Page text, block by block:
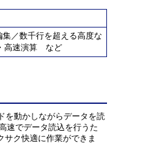
／数千行を超える高度な
高速演算 など
を動かしながらデータを読
速でデータ読込を行うた
ク快適に作業ができま